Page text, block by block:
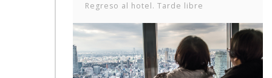
Regreso al hotel. Tarde libre